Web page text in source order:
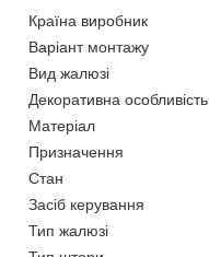
Країна виробник
Варіант монтажу
Вид жалюзі
Декоративна особливість
Матеріал
Призначення
Стан
Засіб керування
Тип жалюзі